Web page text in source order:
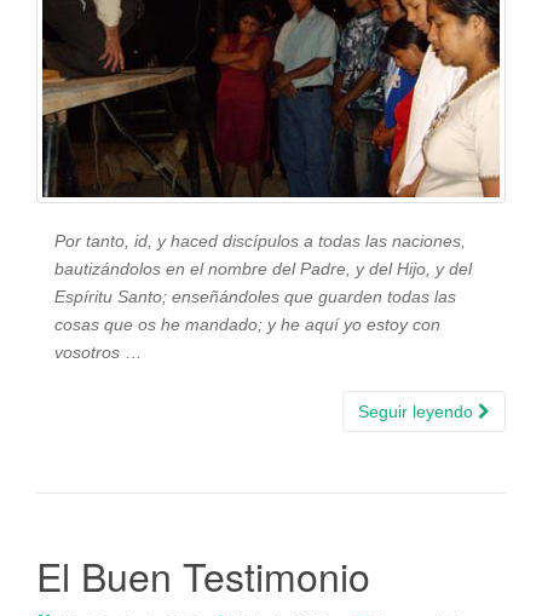
Por tanto, id, y haced discípulos a todas las naciones,
bautizándolos en el nombre del Padre, y del Hijo, y del
Espíritu Santo; enseñándoles que guarden todas las
cosas que os he mandado; y he aquí yo estoy con
vosotros
Seguir leyendo
El Buen Testimonio